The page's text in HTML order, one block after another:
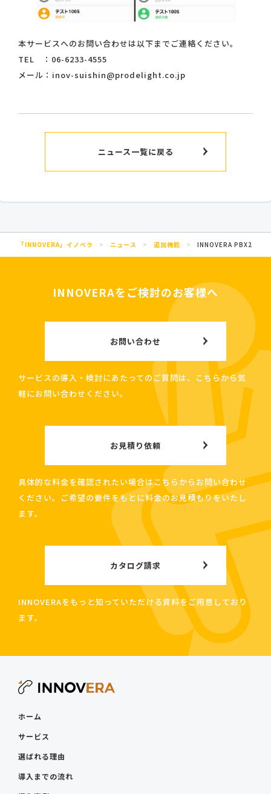
本サービスへのお問い合わせは以下までご連絡ください。
TEL ：06-6233-4555
メール：inov-suishin@prodelight.co.jp
ニュース一覧に戻る
「INNOVERA」イノベラ > ニュース > 追加機能 > INNOVERA PBX2.0 プ
INNOVERAをご検討のお客様へ
お問い合わせ
サービスの導入・検討にあたってのご質問は、こちらから気
軽にお問い合わせください。
お見積り依頼
具体的な料金を確認されたい場合はこちらからお問い合わせ
ください。ご希望の要件をもとに料金のお見積もりをいたし
ます。
カタログ請求
INNOVERAをもっと知っていただける資料をご用意しており
ます。
ホーム
サービス
選ばれる理由
導入までの流れ